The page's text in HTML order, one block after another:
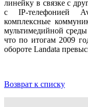
линейку в связке с
с IP-телефонией
комплексные
мультимедийной среды
что по итогам 2009
обороте Landata
Возврат к списку